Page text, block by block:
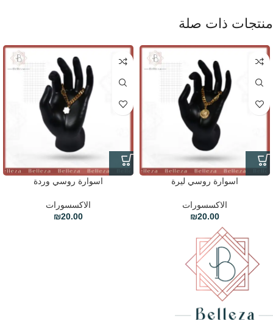
منتجات ذات صلة
اسوارة روسي ليرة
الاكسسورات
₪20.00
اسوارة روسي وردة
الاكسسورات
₪20.00